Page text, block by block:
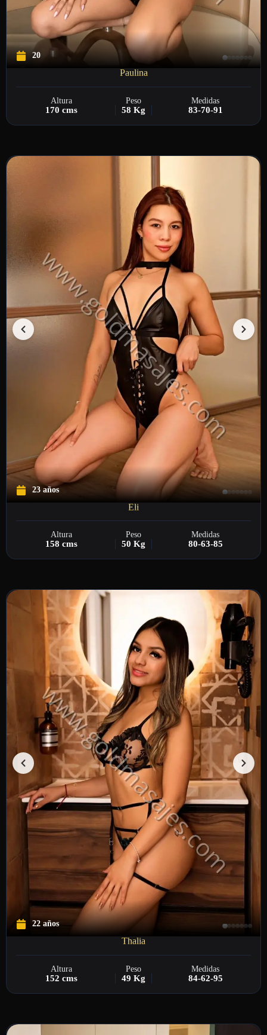
20
Paulina
Altura Peso Medidas
170 cms 58 Kg 83-70-91
23 años
Eli
Altura Peso Medidas
158 cms 50 Kg 80-63-85
22 años
Thalia
Altura Peso Medidas
152 cms 49 Kg 84-62-95